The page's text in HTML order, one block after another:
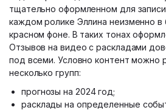
тщательно оформленном для
каждом ролике Эллина неизменно
красном фоне. В таких тонах
Отзывов на видео с раскладами
под всеми. Условно контент можно
несколько групп:
прогнозы на 2024 год;
расклады на определенные